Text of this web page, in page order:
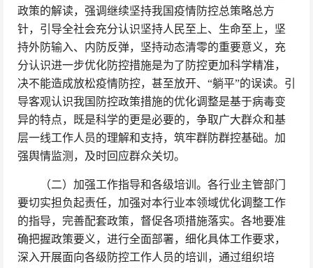
政策的解读，强调继续坚持我国疫情防控总策略总方
针，引导全社会充分认识坚持人民至上、生命至上，坚
持外防输入、内防反弹，坚持动态清零的重要意义，充
分认识进一步优化防控措施是为了防控更加科学精准，
决不能造成放松疫情防控，甚至放开、“躺平”的误读。引
导客观认识我国防控政策措施的优化调整是基于病毒变
异的特点，既是科学的更是必要的，争取广大群众和基
层一线工作人员的理解和支持，筑牢群防群控基础。加
强舆情监测，及时回应群众关切。
（二）加强工作指导和各级培训。各行业主管部门
要切实担负起责任，加强对本行业本领域优化调整工作
的指导，完善配套政策，督促各项措施落实。各地要准
确把握政策要义，进行全面部署，细化具体工作要求，
深入开展面向各级防控工作人员的培训，通过组织培